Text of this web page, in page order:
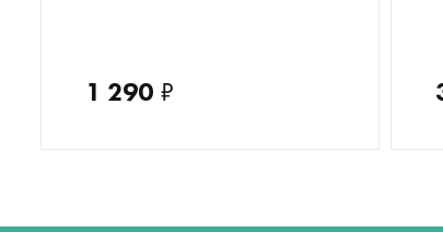
1 290 ₽